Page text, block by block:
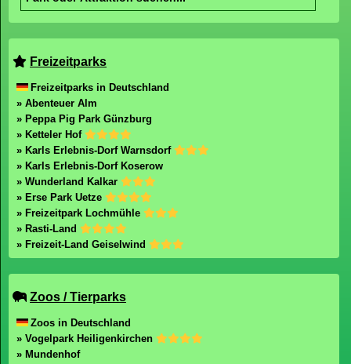
Freizeitparks
Freizeitparks in Deutschland
» Abenteuer Alm
» Peppa Pig Park Günzburg
» Ketteler Hof
» Karls Erlebnis-Dorf Warnsdorf
» Karls Erlebnis-Dorf Koserow
» Wunderland Kalkar
» Erse Park Uetze
» Freizeitpark Lochmühle
» Rasti-Land
» Freizeit-Land Geiselwind
Zoos / Tierparks
Zoos in Deutschland
» Vogelpark Heiligenkirchen
» Mundenhof